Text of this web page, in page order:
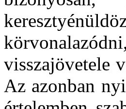
visszajövetele
Az azonban